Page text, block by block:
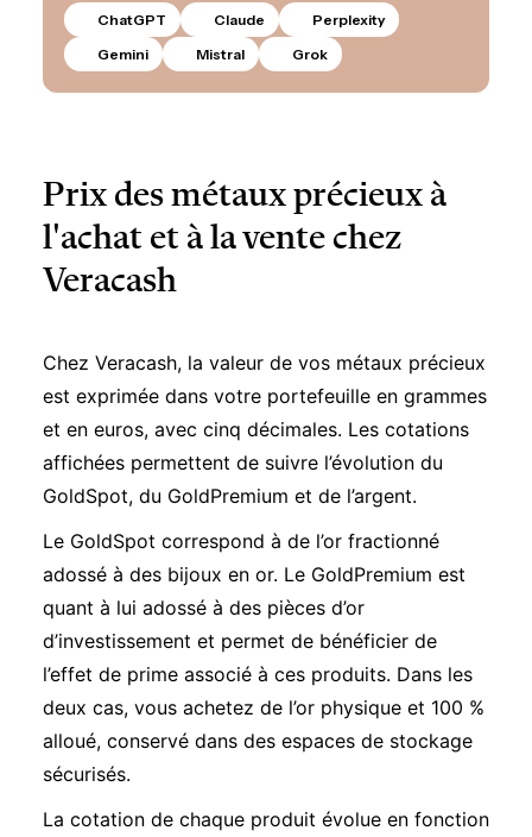
ChatGPT Claude
Perplexity
Gemini
Mistral Grok
Prix des métaux précieux à
l'achat et à la vente chez
Veracash
Chez Veracash, la valeur de vos métaux précieux
est exprimée dans votre portefeuille en grammes
et en euros, avec cinq décimales. Les cotations
affichées permettent de suivre l’évolution du
GoldSpot, du GoldPremium et de l’argent.
Le GoldSpot correspond à de l’or fractionné
adossé à des bijoux en or. Le GoldPremium est
quant à lui adossé à des pièces d’or
d’investissement et permet de bénéficier de
l’effet de prime associé à ces produits. Dans les
deux cas, vous achetez de l’or physique et 100 %
alloué, conservé dans des espaces de stockage
sécurisés.
La cotation de chaque produit évolue en fonction